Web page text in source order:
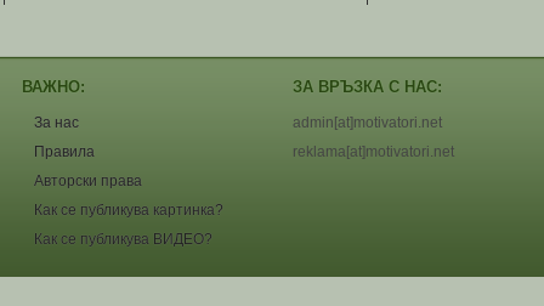
ВАЖНО:
За нас
Правила
Авторски права
Как се публикува картинка?
Как се публикува ВИДЕО?
ЗА ВРЪЗКА С НАС:
admin[at]motivatori.net
reklama[at]motivatori.net